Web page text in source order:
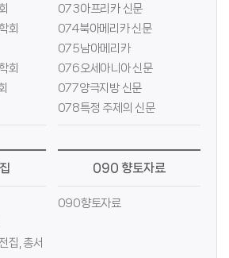
회
회
073아프리카 신문
074북아메리카 신문
075남아메리카
076오세아니아 신문
077양극지방 신문
078특정 주제의 신문
집, 총서
090 향토자료
090향토자료